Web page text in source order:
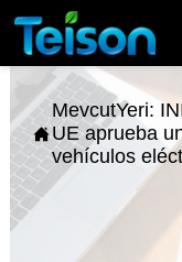

MevcutYeri:
UE aprueba
vehículos